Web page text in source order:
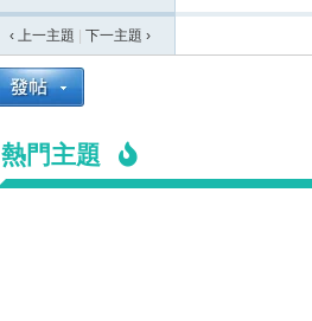
‹ 上一主題 下一主題 ›
熱門主題